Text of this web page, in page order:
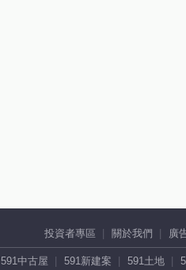
投資者專區 關於我們 廣
591中古屋 591新建案 591土地